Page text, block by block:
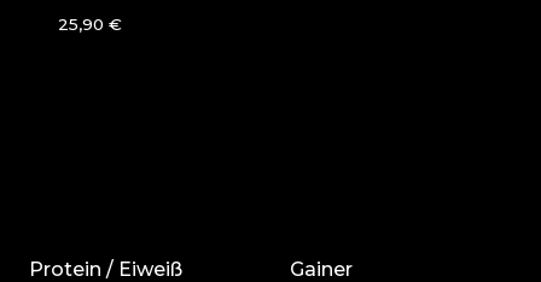
25,90 €
Protein / Eiweiß
Gainer